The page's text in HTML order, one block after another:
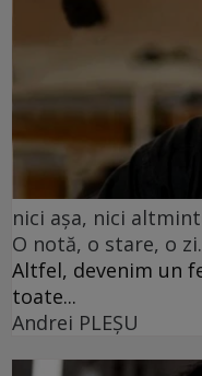
nici așa, nici
O notă, o stare, o
Altfel, devenim un
toate...
Andrei PLEŞU